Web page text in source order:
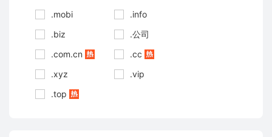
.mobi
.info
.biz
.公司
.com.cn
.cc
.xyz
.vip
.top